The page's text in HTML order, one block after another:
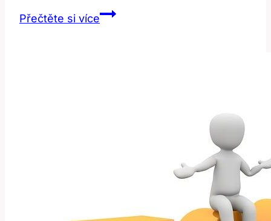
Přečtěte si vícePointy: